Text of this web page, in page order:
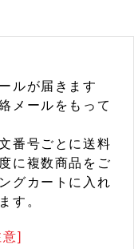
ルが届きます
メールをもって
番号ごとに送料
に複数商品をご
グカートに入れ
す。
]